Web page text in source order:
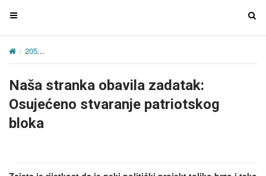
T
g
e
n
v
a
T
a
205
Naša stranka obavila zadatak:
Osujećeno stvaranje patriotskog
bloka